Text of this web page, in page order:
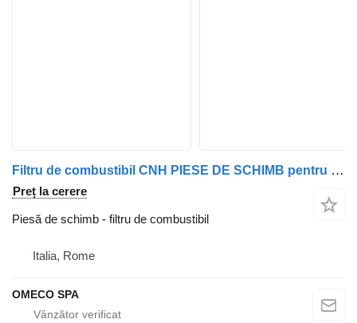
Filtru de combustibil CNH PIESE DE SCHIMB pentru microbuz Mercedes-Benz Sprinter
Preț la cerere
Piesă de schimb - filtru de combustibil
Italia, Rome
OMECO SPA